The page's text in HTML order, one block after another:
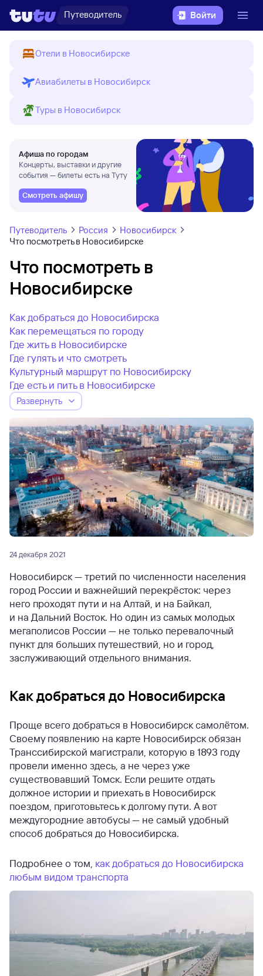
Путеводитель Войти
Отели в Новосибирске
Авиабилеты в Новосибирск
Туры в Новосибирск
Афиша по городам
Концерты, выставки и другие
события — билеты есть на Туту
Смотреть афишу
Путеводитель Россия
Новосибирск
Что посмотреть в Новосибирске
Что посмотреть в
Новосибирске
Как добраться до Новосибирска
Как перемещаться по городу
Где жить в Новосибирске
Где гулять и что смотреть
Культурный маршрут по Новосибирску
Где есть и пить в Новосибирске
Развернуть
24 декабря 2021
Новосибирск — третий по численности населения
город России и важнейший перекрёсток: через
него проходят пути и на Алтай, и на Байкал,
и на Дальний Восток. Но один из самых молодых
мегаполисов России — не только перевалочный
пункт для больших путешествий, но и город,
заслуживающий отдельного внимания.
Как добраться до Новосибирска
Проще всего добраться в Новосибирск самолётом.
Своему появлению на карте Новосибирск обязан
Транссибирской магистрали, которую в 1893 году
провели именно здесь, а не через уже
существовавший Томск. Если решите отдать
должное истории и приехать в Новосибирск
поездом, приготовьтесь к долгому пути. А вот
междугородние автобусы — не самый удобный
способ добраться до Новосибирска.
Подробнее о том, как добраться до Новосибирска
любым видом транспорта